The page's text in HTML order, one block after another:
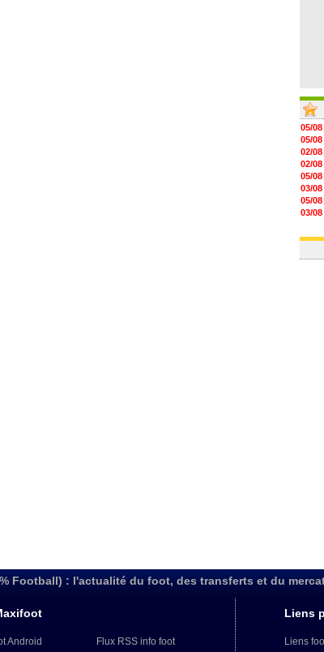
05/08
05/08
02/08
02/08
05/08
03/08
05/08
03/08
03/08
Football) : l'actualité du foot, des transferts et du
Android
Flux RSS info foot
Liens
Liens